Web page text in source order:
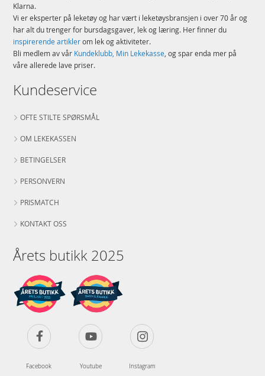
Klarna.
Vi er eksperter på leketøy og har vært i leketøysbransjen i over 70 år og
har alt du trenger for bursdagsgaver, lek og læring. Her finner du
inspirerende artiklerom lek og aktiviteter.
Bli medlem av vår Kundeklubb, Min Lekekasse, og spar enda mer på
våre allerede lave priser.
Kundeservice
OFTE STILTE SPØRSMÅL
OM LEKEKASSEN
BETINGELSER
PERSONVERN
PRISMATCH
KONTAKT OSS
Årets butikk 2025
Facebook Youtube Instagram